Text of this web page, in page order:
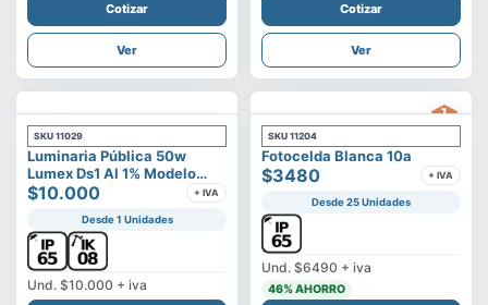
Cotizar
Ver
Cotizar
Ver
SKU 11029
Luminaria Pública 50w
Lumex Ds1 Al 1% Modelo
Vega
$10.000 + IVA
Desde 1 Unidades
Und. $10.000 + iva
SKU 11204
Fotocelda Blanca 10a
$3480 + IVA
Desde 25 Unidades
Und. $6490 + iva
46% AHORRO